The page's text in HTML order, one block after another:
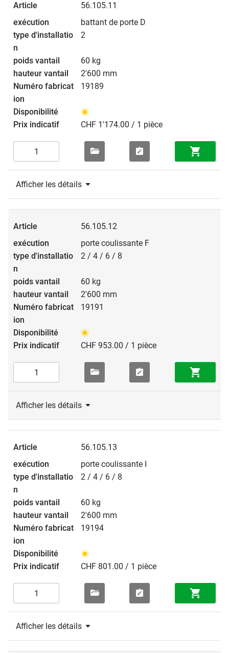
56.105.11
battant de porte D
2
60 kg
2'600 mm
19189
CHF 1'174.00 / 1 pièce
Afficher les détails
56.105.12
porte coulissante F
2 / 4 / 6 / 8
60 kg
2'600 mm
19191
CHF 953.00 / 1 pièce
Afficher les détails
56.105.13
porte coulissante I
2 / 4 / 6 / 8
60 kg
2'600 mm
19194
CHF 801.00 / 1 pièce
Afficher les détails